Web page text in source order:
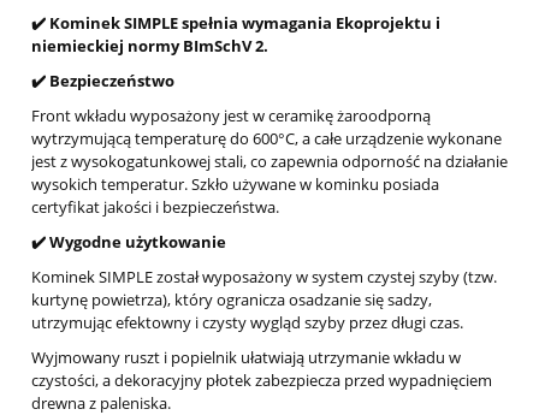
✔️ Kominek SIMPLE spełnia wymagania Ekoprojektu i
niemieckiej normy BImSchV 2.
✔️ Bezpieczeństwo
Front wkładu wyposażony jest w ceramikę żaroodporną
wytrzymującą temperaturę do 600°C, a całe urządzenie wykonane
jest z wysokogatunkowej stali, co zapewnia odporność na działanie
wysokich temperatur. Szkło używane w kominku posiada
certyfikat jakości i bezpieczeństwa.
✔️ Wygodne użytkowanie
Kominek SIMPLE został wyposażony w system czystej szyby (tzw.
kurtynę powietrza), który ogranicza osadzanie się sadzy,
utrzymując efektowny i czysty wygląd szyby przez długi czas.
Wyjmowany ruszt i popielnik ułatwiają utrzymanie wkładu w
czystości, a dekoracyjny płotek zabezpiecza przed wypadnięciem
drewna z paleniska.